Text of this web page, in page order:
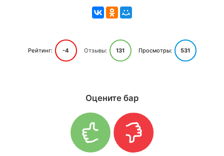
Рейтинг: -4 Отзывы: 131 Просмотры: 531
Оцените бар